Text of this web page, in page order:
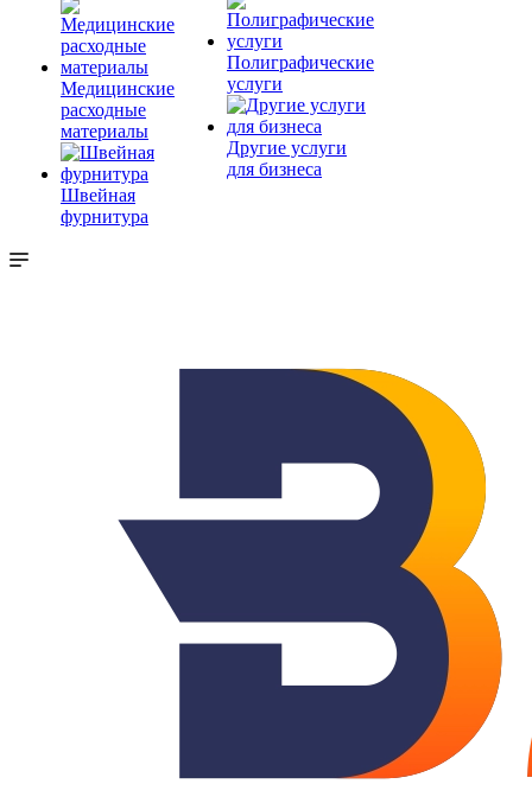
Медицинские
расходные
материалы
Швейная
фурнитура
Полиграфические
услуги
Другие услуги
для бизнеса